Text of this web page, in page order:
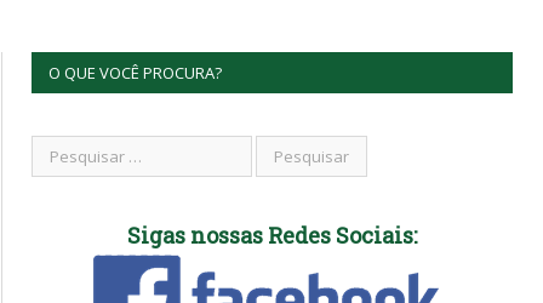
O QUE VOCÊ PROCURA?
Sigas nossas Redes Sociais: